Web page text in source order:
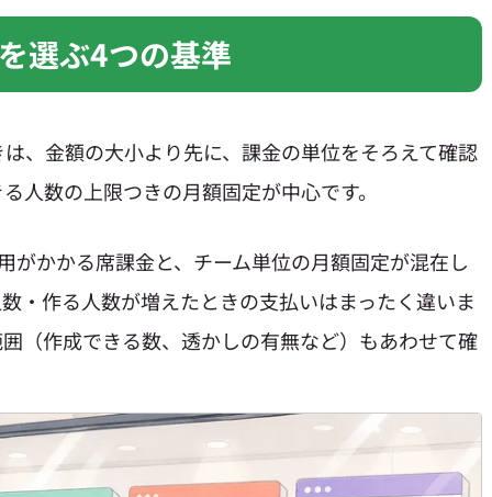
選ぶ4つの基準
、金額の大小より先に、課金の単位をそろえて確認
人数の上限つきの月額固定が中心です。
がかかる席課金と、チーム単位の月額固定が混在し
・作る人数が増えたときの支払いはまったく違いま
（作成できる数、透かしの有無など）もあわせて確